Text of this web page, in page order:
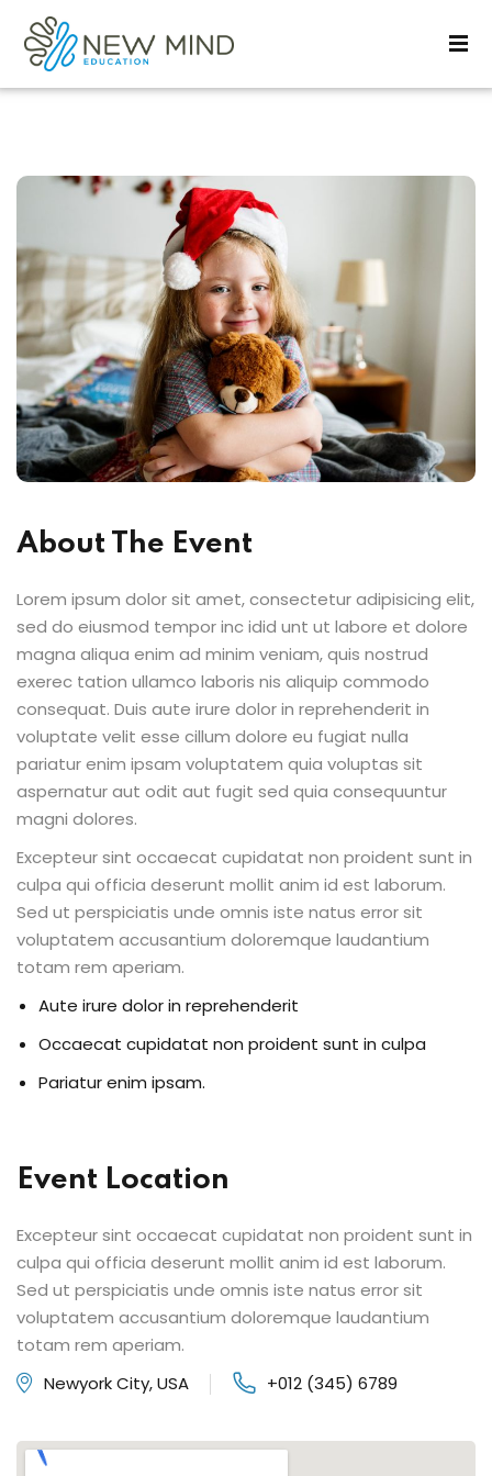
About The Event
Lorem ipsum dolor sit amet, consectetur adipisicing elit,
sed do eiusmod tempor inc idid unt ut labore et dolore
magna aliqua enim ad minim veniam, quis nostrud
exerec tation ullamco laboris nis aliquip commodo
consequat. Duis aute irure dolor in reprehenderit in
voluptate velit esse cillum dolore eu fugiat nulla
pariatur enim ipsam voluptatem quia voluptas sit
aspernatur aut odit aut fugit sed quia consequuntur
magni dolores.
Excepteur sint occaecat cupidatat non proident sunt in
culpa qui officia deserunt mollit anim id est laborum.
Sed ut perspiciatis unde omnis iste natus error sit
voluptatem accusantium doloremque laudantium
totam rem aperiam.
Aute irure dolor in reprehenderit
Occaecat cupidatat non proident sunt in culpa
Pariatur enim ipsam.
Event Location
Excepteur sint occaecat cupidatat non proident sunt in
culpa qui officia deserunt mollit anim id est laborum.
Sed ut perspiciatis unde omnis iste natus error sit
voluptatem accusantium doloremque laudantium
totam rem aperiam.
Newyork City, USA
+012 (345) 6789
Sign in
Remember me Lost your password?